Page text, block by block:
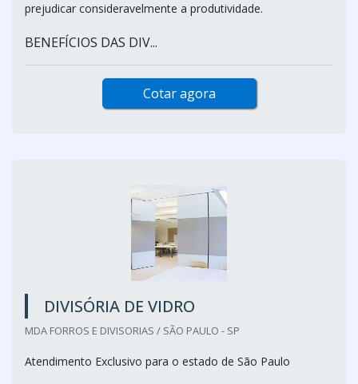
prejudicar consideravelmente a produtividade.
BENEFÍCIOS DAS DIV...
Cotar agora
DIVISÓRIA DE VIDRO
MDA FORROS E DIVISORIAS / SÃO PAULO - SP
Atendimento Exclusivo para o estado de São Paulo